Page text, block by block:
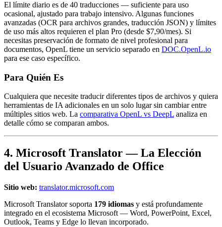
El límite diario es de 40 traducciones — suficiente para uso
ocasional, ajustado para trabajo intensivo. Algunas funciones
avanzadas (OCR para archivos grandes, traducción JSON) y límites
de uso más altos requieren el plan Pro (desde $7,90/mes). Si
necesitas preservación de formato de nivel profesional para
documentos, OpenL tiene un servicio separado en DOC.OpenL.io
para ese caso específico.
Para Quién Es
Cualquiera que necesite traducir diferentes tipos de archivos y quiera
herramientas de IA adicionales en un solo lugar sin cambiar entre
múltiples sitios web. La comparativa OpenL vs DeepL analiza en
detalle cómo se comparan ambos.
4. Microsoft Translator — La Elección
del Usuario Avanzado de Office
Sitio web: translator.microsoft.com
Microsoft Translator soporta 179 idiomas y está profundamente
integrado en el ecosistema Microsoft — Word, PowerPoint, Excel,
Outlook, Teams y Edge lo llevan incorporado.